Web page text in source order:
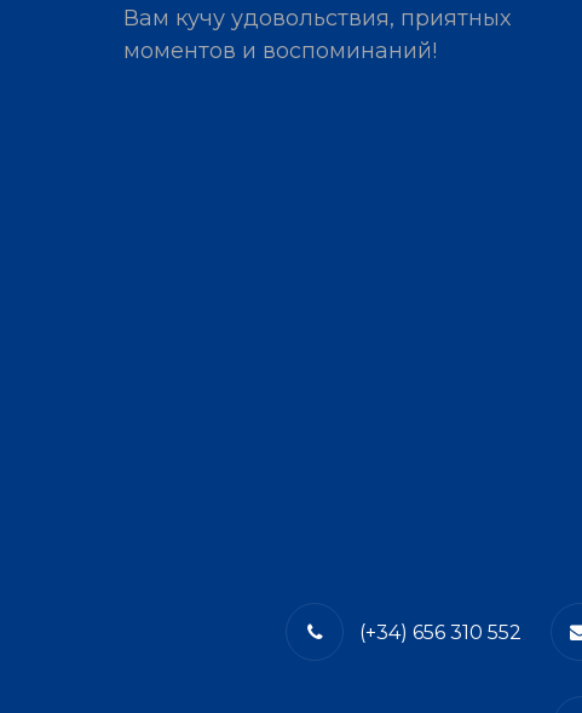
Вам кучу удовольствия, приятных
моментов и воспоминаний!
(+34) 656 310 552